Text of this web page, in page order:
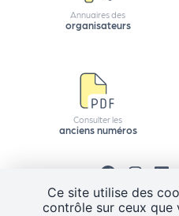
Ce site utilise des
contrôle sur ceux que
Annuaires des
organisateurs
Consulter les
anciens numéros